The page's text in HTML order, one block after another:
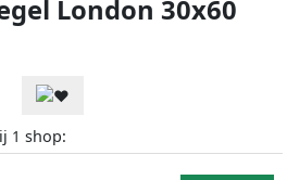
London 30x60
1 shop: